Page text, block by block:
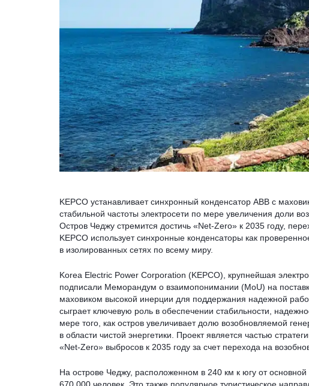
KEPCO устанавливает синхронный конденсатор ABB с
стабильной частоты электросети по мере увеличения доли
Остров Чеджу стремится достичь «Net-Zero» к 2035 году,
KEPCO использует синхронные конденсаторы как
в изолированных сетях по всему миру.
Korea Electric Power Corporation (KEPCO), крупнейшая
подписали Меморандум о взаимопонимании (MoU) на
маховиком высокой инерции для поддержания надежной
сыграет ключевую роль в обеспечении стабильности,
мере того, как остров увеличивает долю возобновляемой
в области чистой энергетики. Проект является частью
«Net-Zero» выбросов к 2035 году за счет перехода на
На острове Чеджу, расположенном в 240 км к югу от